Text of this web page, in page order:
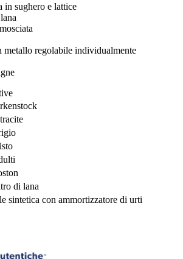
in sughero e lattice
regolabile individualmente
di lana
sintetica con ammortizzatore di urti